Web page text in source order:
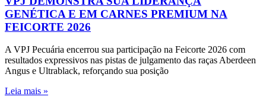
GENÉTICA E EM CARNES PREMIUM NA
FEICORTE 2026
A VPJ Pecuária encerrou sua participação na Feicorte 2026 com
resultados expressivos nas pistas de julgamento das raças Aberdeen
Angus e Ultrablack, reforçando sua posição
Leia mais »